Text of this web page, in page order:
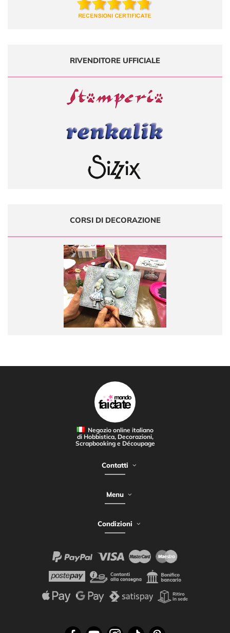
RIVENDITORE UFFICIALE
CORSI DI DECORAZIONE
Negozio online italiano
di Hobbistica, Decorazioni,
Scrapbooking e Découpage
Contatti
Menu
Condizioni